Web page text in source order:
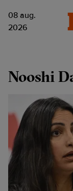
08 aug.
2026
Nooshi